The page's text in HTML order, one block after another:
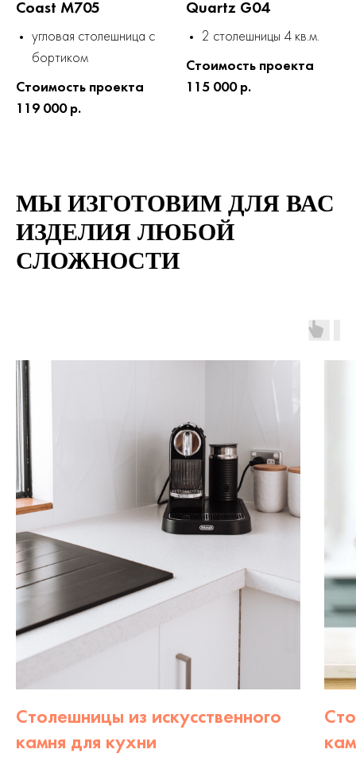
Coast M705
угловая столешница с
бортиком
Стоимость проекта
119 000 р.
Quartz G04
2 столешницы 4 кв.м.
Стоимость проекта
115 000 р.
МЫ ИЗГОТОВИМ ДЛЯ ВАС
ИЗДЕЛИЯ ЛЮБОЙ
СЛОЖНОСТИ
Столешницы из искусственного
камня для кухни